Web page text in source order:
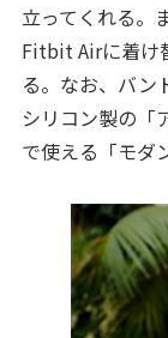
立ってくれる。
Fitbit Airに着け
る。なお、バン
シリコン製の「
で使える「モダ